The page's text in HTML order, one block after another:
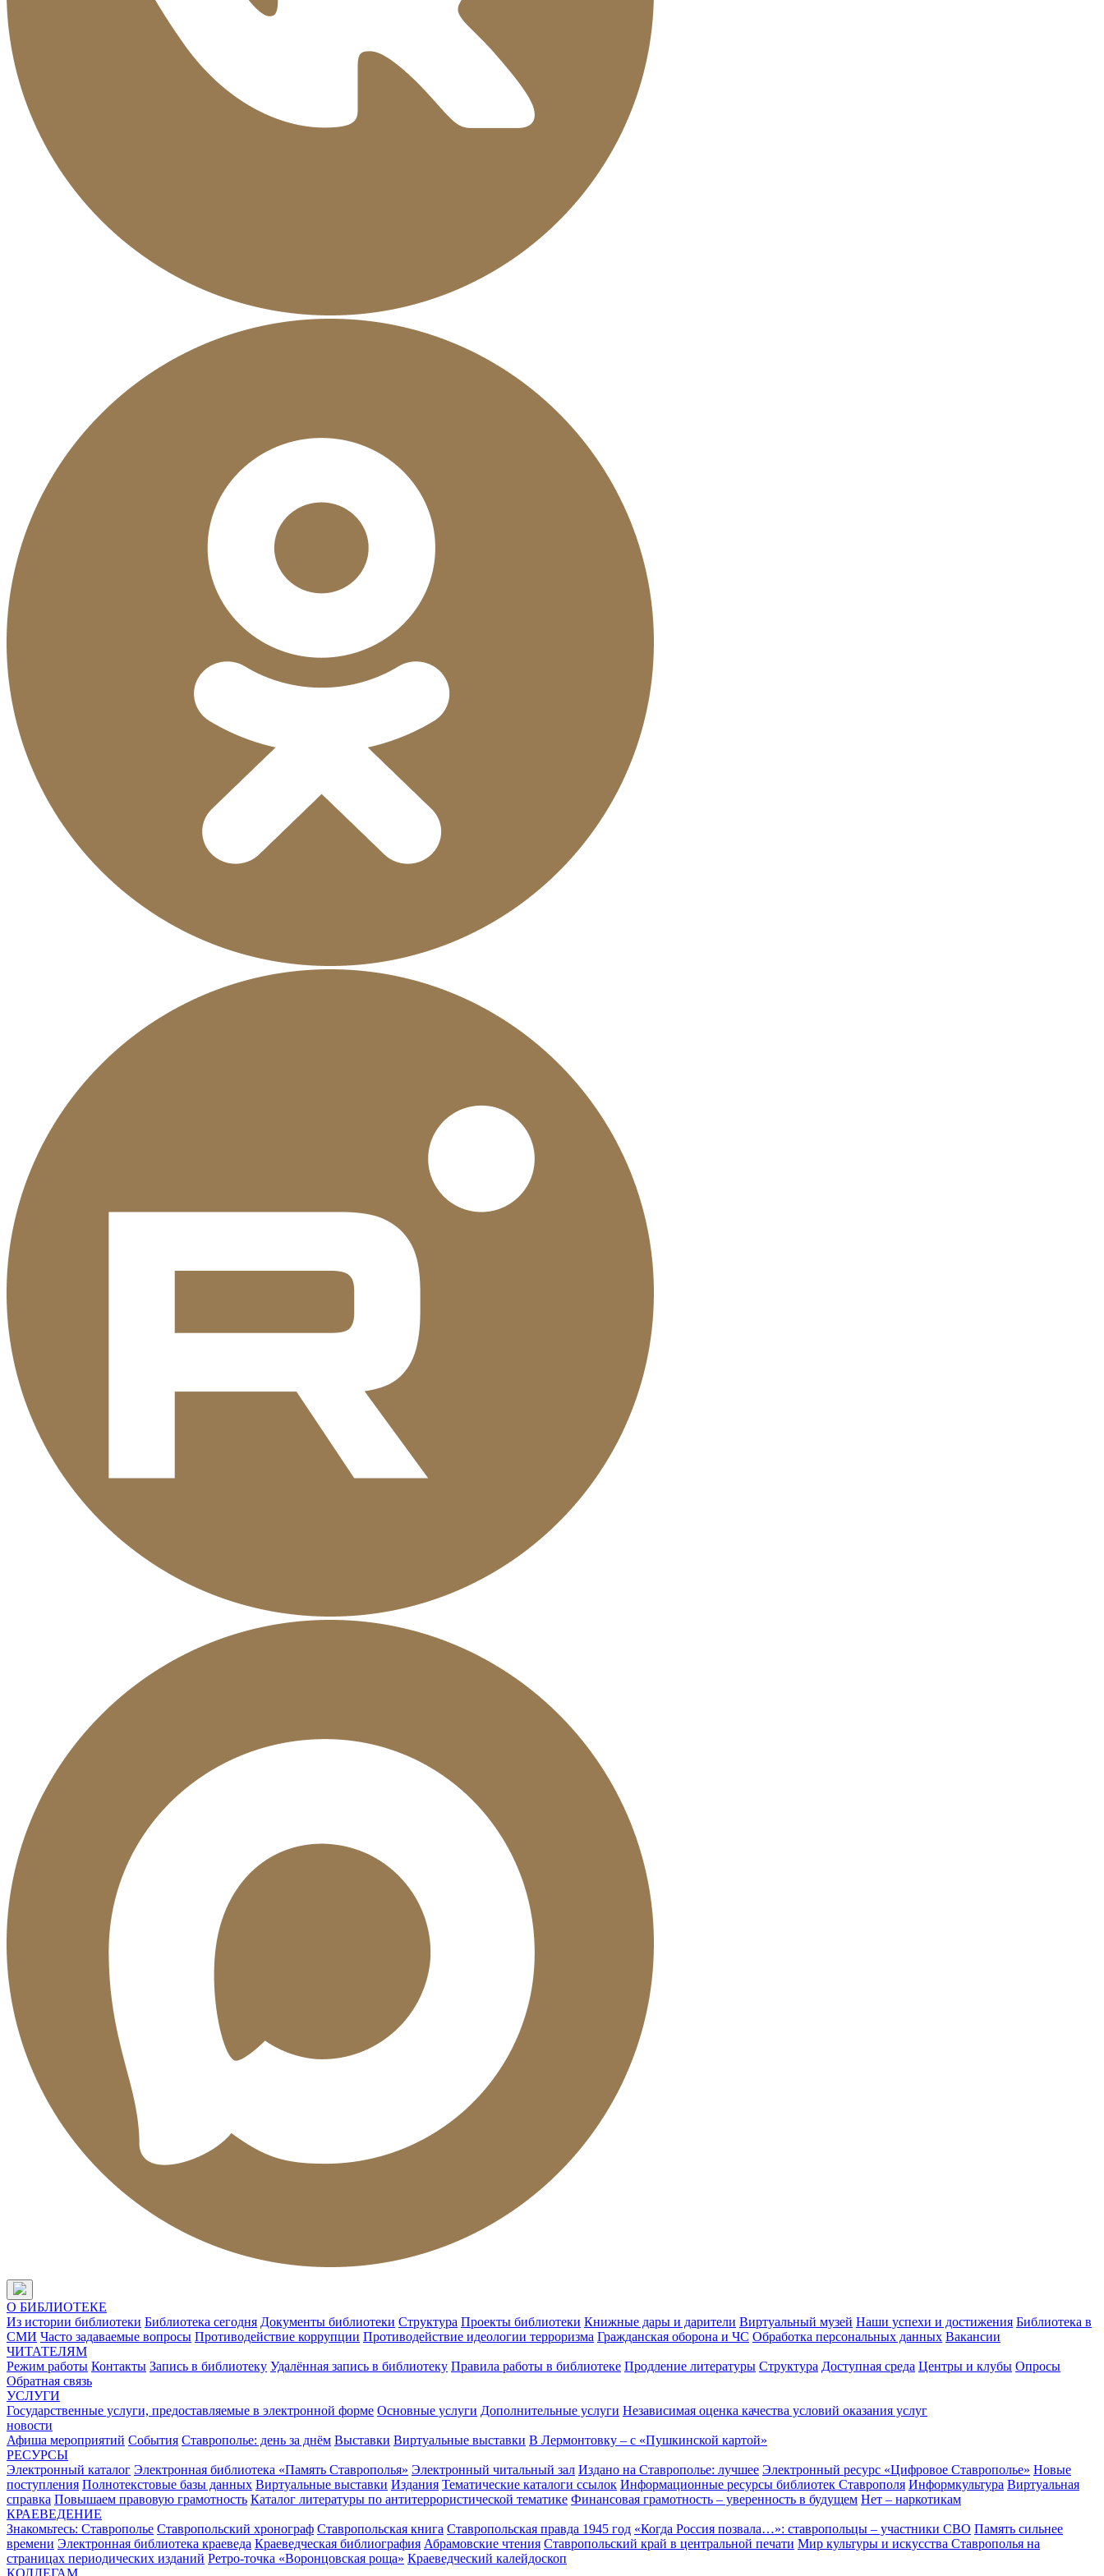
О БИБЛИОТЕКЕ
Из истории библиотеки Библиотека сегодня Документы библиотеки Структура Проекты библиотеки Книжные дары и дарители Виртуальный музей Наши успехи и достижения Библиотека в
СМИ Часто задаваемые вопросы Противодействие коррупции Противодействие идеологии терроризма Гражданская оборона и ЧС Обработка персональных данных Вакансии
ЧИТАТЕЛЯМ
Режим работы Контакты Запись в библиотеку Удалённая запись в библиотеку Правила работы в библиотеке Продление литературы Структура Доступная среда Центры и клубы Опросы
Обратная связь
УСЛУГИ
Государственные услуги, предоставляемые в электронной форме Основные услуги Дополнительные услуги Независимая оценка качества условий оказания услуг
новости
Афиша мероприятий События Ставрополье: день за днём Выставки Виртуальные выставки В Лермонтовку – с «Пушкинской картой»
РЕСУРСЫ
Электронный каталог Электронная библиотека «Память Ставрополья» Электронный читальный зал Издано на Ставрополье: лучшее Электронный ресурс «Цифровое Ставрополье» Новые
поступления Полнотекстовые базы данных Виртуальные выставки Издания Тематические каталоги ссылок Информационные ресурсы библиотек Ставрополя Информкультура Виртуальная
справка Повышаем правовую грамотность Каталог литературы по антитеррористической тематике Финансовая грамотность – уверенность в будущем Нет – наркотикам
КРАЕВЕДЕНИЕ
Знакомьтесь: Ставрополье Ставропольский хронограф Ставропольская книга Ставропольская правда 1945 год «Когда Россия позвала…»: ставропольцы – участники СВО Память сильнее
времени Электронная библиотека краеведа Краеведческая библиография Абрамовские чтения Ставропольский край в центральной печати Мир культуры и искусства Ставрополья на
страницах периодических изданий Ретро-точка «Воронцовская роща» Краеведческий калейдоскоп
КОЛЛЕГАМ